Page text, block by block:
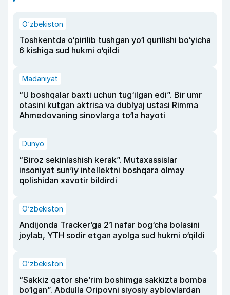
O‘zbekiston
Toshkentda o‘pirilib tushgan yo‘l qurilishi bo‘yicha
6 kishiga sud hukmi o‘qildi
Madaniyat
“U boshqalar baxti uchun tug‘ilgan edi”. Bir umr
otasini kutgan aktrisa va dublyaj ustasi Rimma
Ahmedovaning sinovlarga to‘la hayoti
Dunyo
“Biroz sekinlashish kerak”. Mutaxassislar
insoniyat sun’iy intellektni boshqara olmay
qolishidan xavotir bildirdi
O‘zbekiston
Andijonda Tracker’ga 21 nafar bog‘cha bolasini
joylab, YTH sodir etgan ayolga sud hukmi o‘qildi
O‘zbekiston
“Sakkiz qator she’rim boshimga sakkizta bomba
bo‘lgan”. Abdulla Oripovni siyosiy ayblovlardan